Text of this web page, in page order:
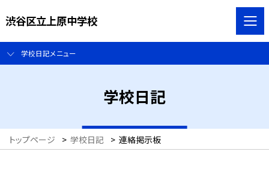
渋谷区立上原中学校
学校日記メニュー
学校日記
トップページ > 学校日記 > 連絡掲示板